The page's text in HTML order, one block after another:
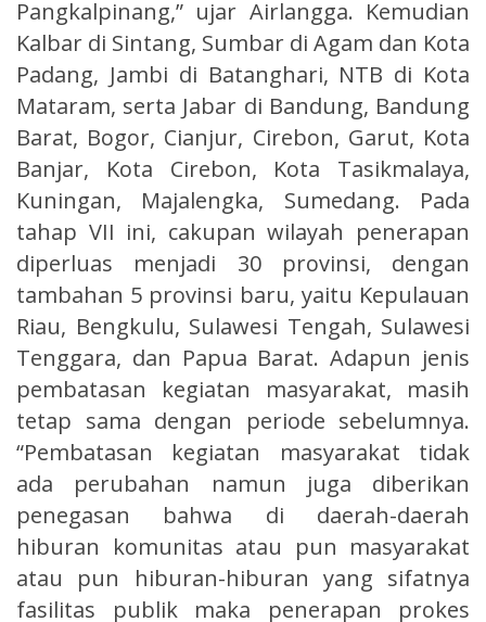
Pangkalpinang,” ujar Airlangga. Kemudian
Kalbar di Sintang, Sumbar di Agam dan Kota
Padang, Jambi di Batanghari, NTB di Kota
Mataram, serta Jabar di Bandung, Bandung
Barat, Bogor, Cianjur, Cirebon, Garut, Kota
Banjar, Kota Cirebon, Kota Tasikmalaya,
Kuningan, Majalengka, Sumedang. Pada
tahap VII ini, cakupan wilayah penerapan
diperluas menjadi 30 provinsi, dengan
tambahan 5 provinsi baru, yaitu Kepulauan
Riau, Bengkulu, Sulawesi Tengah, Sulawesi
Tenggara, dan Papua Barat. Adapun jenis
pembatasan kegiatan masyarakat, masih
tetap sama dengan periode sebelumnya.
“Pembatasan kegiatan masyarakat tidak
ada perubahan namun juga diberikan
penegasan bahwa di daerah-daerah
hiburan komunitas atau pun masyarakat
atau pun hiburan-hiburan yang sifatnya
fasilitas publik maka penerapan prokes